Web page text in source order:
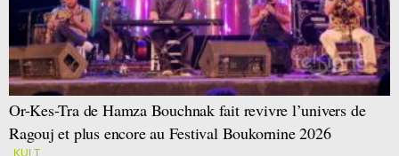
Or-Kes-Tra de Hamza Bouchnak fait revivre l’univers de
Ragouj et plus encore au Festival Boukornine 2026
KULT